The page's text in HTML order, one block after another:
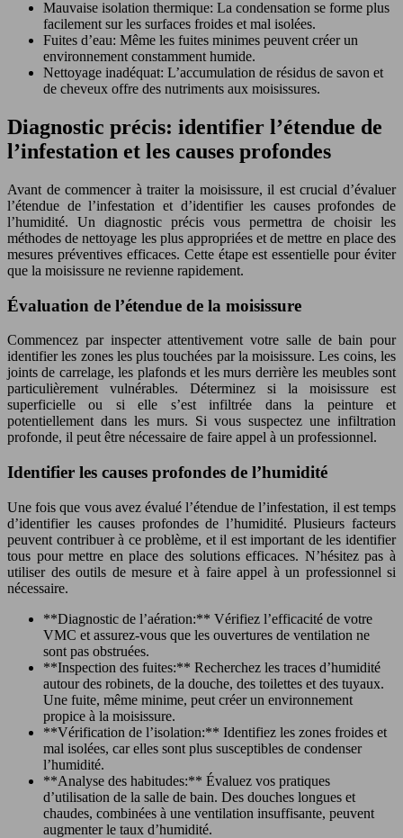
Mauvaise isolation thermique: La condensation se forme plus
facilement sur les surfaces froides et mal isolées.
Fuites d’eau: Même les fuites minimes peuvent créer un
environnement constamment humide.
Nettoyage inadéquat: L’accumulation de résidus de savon et
de cheveux offre des nutriments aux moisissures.
Diagnostic précis: identifier l’étendue de
l’infestation et les causes profondes
Avant de commencer à traiter la moisissure, il est crucial d’évaluer
l’étendue de l’infestation et d’identifier les causes profondes de
l’humidité. Un diagnostic précis vous permettra de choisir les
méthodes de nettoyage les plus appropriées et de mettre en place des
mesures préventives efficaces. Cette étape est essentielle pour éviter
que la moisissure ne revienne rapidement.
Évaluation de l’étendue de la moisissure
Commencez par inspecter attentivement votre salle de bain pour
identifier les zones les plus touchées par la moisissure. Les coins, les
joints de carrelage, les plafonds et les murs derrière les meubles sont
particulièrement vulnérables. Déterminez si la moisissure est
superficielle ou si elle s’est infiltrée dans la peinture et
potentiellement dans les murs. Si vous suspectez une infiltration
profonde, il peut être nécessaire de faire appel à un professionnel.
Identifier les causes profondes de l’humidité
Une fois que vous avez évalué l’étendue de l’infestation, il est temps
d’identifier les causes profondes de l’humidité. Plusieurs facteurs
peuvent contribuer à ce problème, et il est important de les identifier
tous pour mettre en place des solutions efficaces. N’hésitez pas à
utiliser des outils de mesure et à faire appel à un professionnel si
nécessaire.
**Diagnostic de l’aération:** Vérifiez l’efficacité de votre
VMC et assurez-vous que les ouvertures de ventilation ne
sont pas obstruées.
**Inspection des fuites:** Recherchez les traces d’humidité
autour des robinets, de la douche, des toilettes et des tuyaux.
Une fuite, même minime, peut créer un environnement
propice à la moisissure.
**Vérification de l’isolation:** Identifiez les zones froides et
mal isolées, car elles sont plus susceptibles de condenser
l’humidité.
**Analyse des habitudes:** Évaluez vos pratiques
d’utilisation de la salle de bain. Des douches longues et
chaudes, combinées à une ventilation insuffisante, peuvent
augmenter le taux d’humidité.